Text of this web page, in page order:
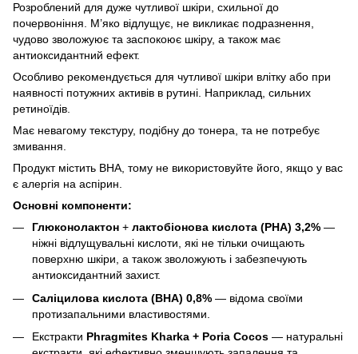
Розроблений для дуже чутливої ​​шкіри, схильної до
почервоніння. М’яко відлущує, не викликає подразнення,
чудово зволожуює та заспокоює шкіру, а також має
антиоксидантний ефект.
Особливо рекомендується для чутливої шкіри влітку або при
наявності потужних активів в рутині. Наприклад, сильних
ретиноїдів.
Має невагому текстуру, подібну до тонера, та не потребує
змивання.
Продукт містить BHA, тому не використовуйте його, якщо у вас
є алергія на аспірин.
Основні компоненти:
Глюконолактон + лактобіонова кислота (PHA) 3,2% —
ніжні відлущувальні кислоти, які не тільки очищають
поверхню шкіри, а також зволожують і забезпечують
антиоксидантний захист.
Саліцилова кислота (BHA) 0,8% — відома своїми
протизапальними властивостями.
Екстракти Phragmites Kharka + Poria Cocos — натуральні